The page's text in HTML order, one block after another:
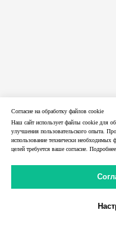
Cap.Guru — обзор
капчи | LTE.Center
Согласие на обработку файлов cookie
Наш сайт использует файлы cookie для
улучшения пользовательского опыта.
использование технически
целей требуется ваше согласие.